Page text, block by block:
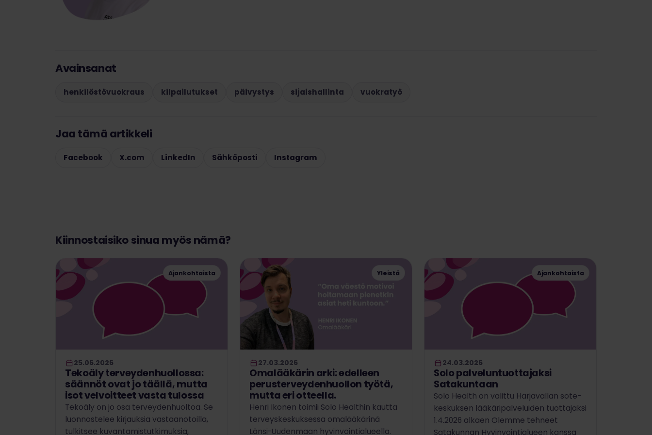
Avainsanat
henkilöstövuokraus kilpailutukset päivystys sijaishallinta vuokratyö
Jaa tämä artikkeli
Facebook X.com LinkedIn Sähköposti Instagram
Kiinnostaisiko sinua myös nämä?
Ajankohtaista
25.06.2026
Tekoäly terveydenhuollossa:
säännöt ovat jo täällä, mutta
isot velvoitteet vasta tulossa
Tekoäly on jo osa terveydenhuoltoa. Se
luonnostelee kirjauksia vastaanotoilla,
tulkitsee kuvantamistutkimuksia,
Yleistä
27.03.2026
Omalääkärin arki: edelleen
perusterveydenhuollon työtä,
mutta eri otteella.
Henri Ikonen toimii Solo Healthin kautta
terveyskeskuksessa omalääkärinä
Länsi-Uudenmaan hyvinvointialueella.
Ajankohtaista
24.03.2026
Solo palveluntuottajaksi
Satakuntaan
Solo Health on valittu Harjavallan sote-
keskuksen lääkäripalveluiden tuottajaksi
1.4.2026 alkaen Olemme tehneet
Satakunnan Hyvinvointialueen kanssa